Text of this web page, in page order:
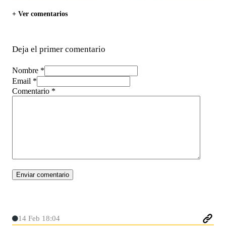
+ Ver comentarios
Deja el primer comentario
Nombre *
Email *
Comentario *
14 Feb 18:04